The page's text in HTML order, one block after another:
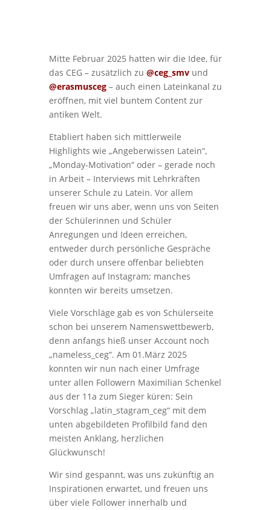
Mitte Februar 2025 hatten wir die Idee, für
das CEG – zusätzlich zu @ceg_smvund
@erasmusceg– auch einen Lateinkanal zu
eröffnen, mit viel buntem Content zur
antiken Welt.
Etabliert haben sich mittlerweile
Highlights wie „Angeberwissen Latein“,
„Monday-Motivation“ oder – gerade noch
in Arbeit – Interviews mit Lehrkräften
unserer Schule zu Latein. Vor allem
freuen wir uns aber, wenn uns von Seiten
der Schülerinnen und Schüler
Anregungen und Ideen erreichen,
entweder durch persönliche Gespräche
oder durch unsere offenbar beliebten
Umfragen auf Instagram; manches
konnten wir bereits umsetzen.
Viele Vorschläge gab es von Schülerseite
schon bei unserem Namenswettbewerb,
denn anfangs hieß unser Account noch
„nameless_ceg“. Am 01.März 2025
konnten wir nun nach einer Umfrage
unter allen Followern Maximilian Schenkel
aus der 11a zum Sieger küren: Sein
Vorschlag „latin_stagram_ceg“ mit dem
unten abgebildeten Profilbild fand den
meisten Anklang, herzlichen
Glückwunsch!
Wir sind gespannt, was uns zukünftig an
Inspirationen erwartet, und freuen uns
über viele Follower innerhalb und